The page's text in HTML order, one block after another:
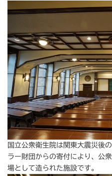
国立公衆衛生院は関東大震災後
ラー財団からの寄付により、公
場として造られた施設です。